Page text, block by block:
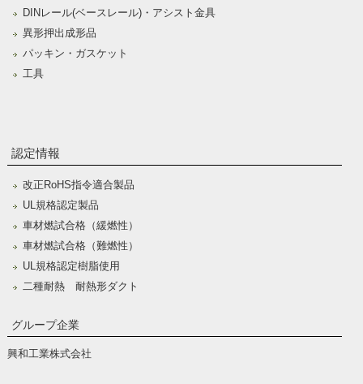
DINレール(ベースレール)・アシスト金具
異形押出成形品
パッキン・ガスケット
工具
認定情報
改正RoHS指令適合製品
UL規格認定製品
車材燃試合格（緩燃性）
車材燃試合格（難燃性）
UL規格認定樹脂使用
二種耐熱 耐熱形ダクト
グループ企業
興和工業株式会社